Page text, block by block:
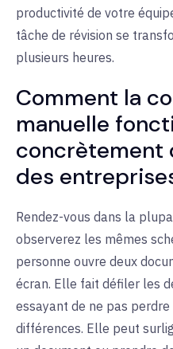
productivité de votre
tâche de révision se
plusieurs heures.
Comment la
manuelle
concrètement
des
Rendez-vous dans la
observerez les mêmes
personne ouvre deux
écran. Elle fait défiler les
essayant de ne pas
différences. Elle peut